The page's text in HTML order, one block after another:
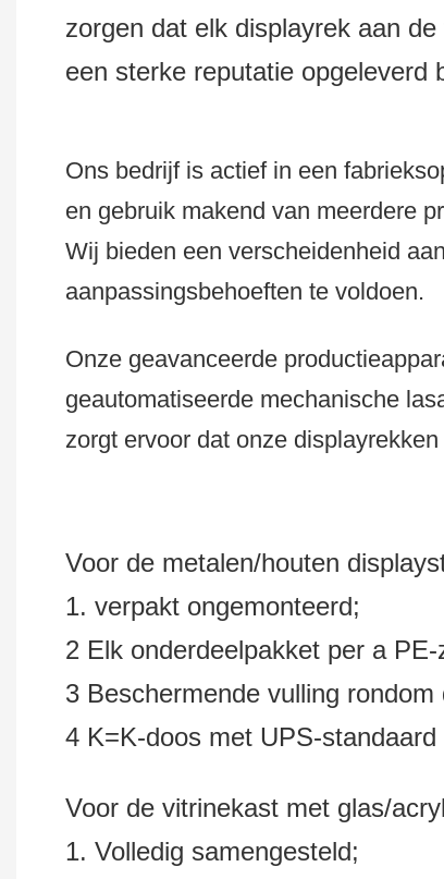
zorgen dat elk displayrek aan
een sterke reputatie opgeleverd
Ons bedrijf is actief in een
en gebruik makend van meerdere
Wij bieden een verscheidenheid
aanpassingsbehoeften te voldoen.
Onze geavanceerde
geautomatiseerde mechanische
zorgt ervoor dat onze
Voor de metalen/houten
1. verpakt ongemonteerd;
2 Elk onderdeelpakket per a PE-
3 Beschermende vulling
4 K=K-doos met UPS-standaard
Voor de vitrinekast met glas/
1. Volledig samengesteld;